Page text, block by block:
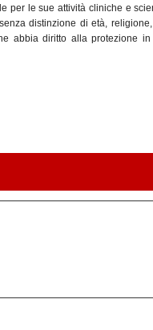
per le sue attività cliniche e
distinzione di età,
abbia diritto alla protezione